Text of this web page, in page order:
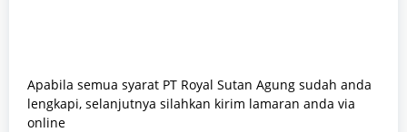
Apabila semua syarat PT Royal Sutan Agung sudah anda
lengkapi, selanjutnya silahkan kirim lamaran anda via
online